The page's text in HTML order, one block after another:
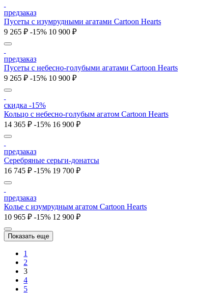
предзаказ
Пусеты c изумрудными агатами Cartoon Hearts
9 265 ₽ -15% 10 900 ₽
предзаказ
Пусеты c небесно-голубыми агатами Cartoon Hearts
9 265 ₽ -15% 10 900 ₽
скидка -15%
Кольцо c небесно-голубым агатом Cartoon Hearts
14 365 ₽ -15% 16 900 ₽
предзаказ
Серебряные серьги-донатсы
16 745 ₽ -15% 19 700 ₽
предзаказ
Колье c изумрудным агатом Cartoon Hearts
10 965 ₽ -15% 12 900 ₽
Показать еще
1
2
3
4
5